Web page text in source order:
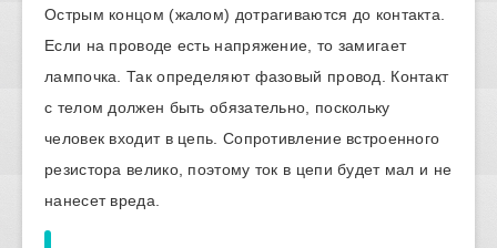
Острым концом (жалом) дотрагиваются до контакта.
Если на проводе есть напряжение, то замигает
лампочка. Так определяют фазовый провод. Контакт
с телом должен быть обязательно, поскольку
человек входит в цепь. Сопротивление встроенного
резистора велико, поэтому ток в цепи будет мал и не
нанесет вреда.